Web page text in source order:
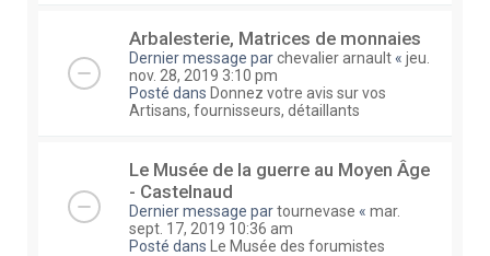
Arbalesterie, Matrices de monnaies
Dernier message parchevalier arnault « jeu.
nov. 28, 2019 3:10 pm
Posté dans Donnez votre avis sur vos
Artisans, fournisseurs, détaillants
Le Musée de la guerre au Moyen Âge
- Castelnaud
Dernier message partournevase « mar.
sept. 17, 2019 10:36 am
Posté dans
Le Musée des forumistes